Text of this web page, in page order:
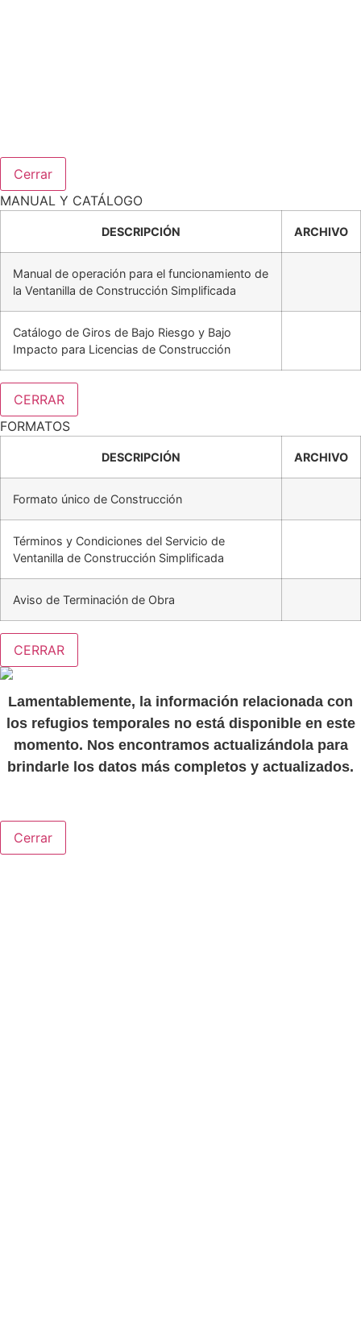
Cerrar
MANUAL Y CATÁLOGO
DESCRIPCIÓN ARCHIVO
Manual de operación para el funcionamiento de
la Ventanilla de Construcción Simplificada
Catálogo de Giros de Bajo Riesgo y Bajo
Impacto para Licencias de Construcción
CERRAR
FORMATOS
DESCRIPCIÓN ARCHIVO
Formato único de Construcción
Términos y Condiciones del Servicio de
Ventanilla de Construcción Simplificada
Aviso de Terminación de Obra
CERRAR
Lamentablemente, la información relacionada con
los refugios temporales no está disponible en este
momento. Nos encontramos actualizándola para
brindarle los datos más completos y actualizados.
Cerrar